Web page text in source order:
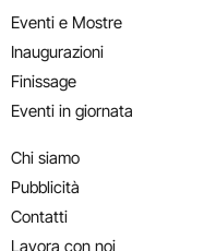
Eventi e Mostre
Inaugurazioni
Finissage
Eventi in giornata
Chi siamo
Pubblicità
Contatti
Lavora con noi